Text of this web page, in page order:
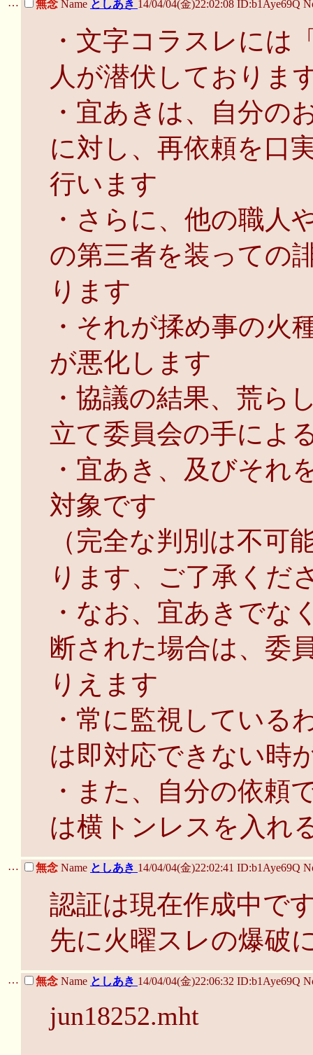
… 無念 Name としあき 14/04/04(金)22:02:08 ID:b1Aye69Q
・文字コラスレには
人が潜伏しておりま
・宜あきは、自分の
に対し、再依頼を口
行います
・さらに、他の職人
の第三者を装っての
ります
・それが揉め事の火
が悪化します
・協議の結果、荒ら
立て委員会の手によ
・宜あき、及びそれ
対象です
（完全な判別は不可
ります、ご了承くだ
・なお、宜あきでな
断された場合は、委
りえます
・常に監視している
は即対応できない時
・また、自分の依頼
は横トンレスを入れ
… 無念 Name としあき 14/04/04(金)22:02:41 ID:b1Aye69Q
認証は現在作成中で
先に火曜スレの爆破
… 無念 Name としあき 14/04/04(金)22:06:32 ID:b1Aye69Q
jun18252.mht